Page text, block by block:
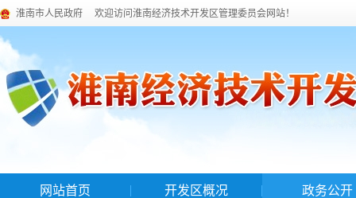
淮南市人民政府 欢迎访问淮南经济技术开发区管理委员会网站！
网站首页 开发区概况 政务公开